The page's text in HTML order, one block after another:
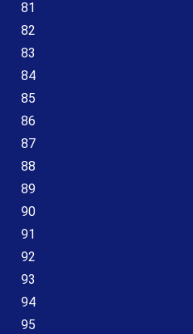
81
82
83
84
85
86
87
88
89
90
91
92
93
94
95